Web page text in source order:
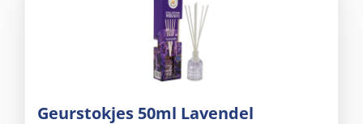
Geurstokjes 50ml Lavendel